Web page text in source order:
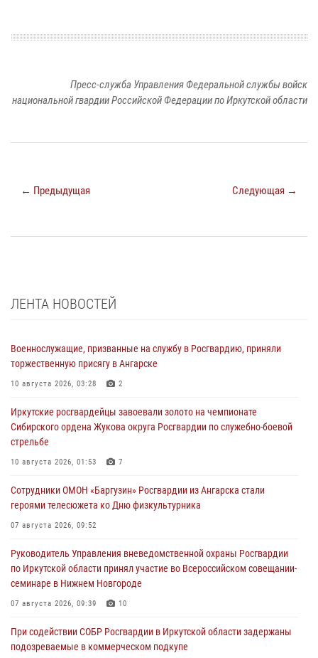
Пресс-служба Управления Федеральной службы войск
национальной гвардии Российской Федерации по Иркутской области
← Предыдущая Следующая →
ЛЕНТА НОВОСТЕЙ
Военнослужащие, призванные на службу в Росгвардию, приняли
торжественную присягу в Ангарске
10 августа 2026, 03:28 2
Иркутские росгвардейцы завоевали золото на чемпионате
Сибирского ордена Жукова округа Росгвардии по служебно-боевой
стрельбе
10 августа 2026, 01:53 7
Сотрудники ОМОН «Баргузин» Росгвардии из Ангарска стали
героями телесюжета ко Дню физкультурника
07 августа 2026, 09:52
Руководитель Управления вневедомственной охраны Росгвардии
по Иркутской области принял участие во Всероссийском совещании-
семинаре в Нижнем Новгороде
07 августа 2026, 09:39 10
При содействии СОБР Росгвардии в Иркутской области задержаны
подозреваемые в коммерческом подкупе